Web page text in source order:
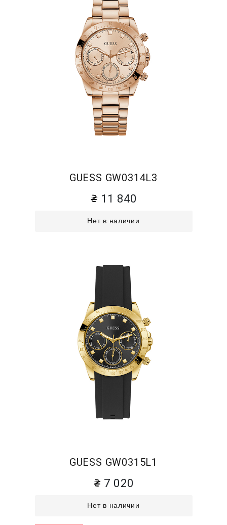
GUESS GW0314L3
11 840
Нет в наличии
GUESS GW0315L1
7 020
Нет в наличии